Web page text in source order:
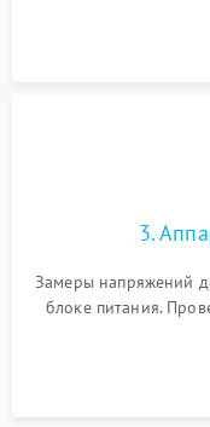
Проверка
3.
Замеры напряжений
блоке питания.
помощью
светодиодных